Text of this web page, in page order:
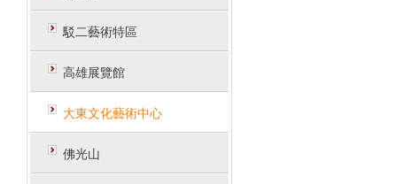
駁二藝術特區
高雄展覽館
大東文化藝術中心
佛光山